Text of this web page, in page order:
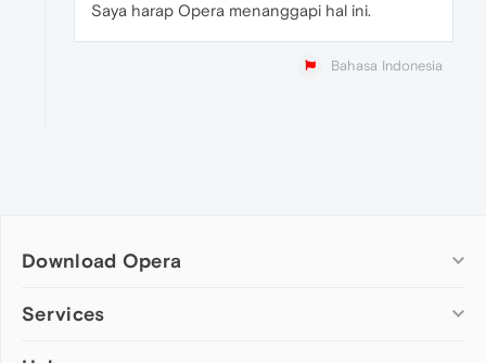
Saya harap Opera menanggapi hal ini.
Bahasa Indonesia
Download Opera
Computer browsers
Services